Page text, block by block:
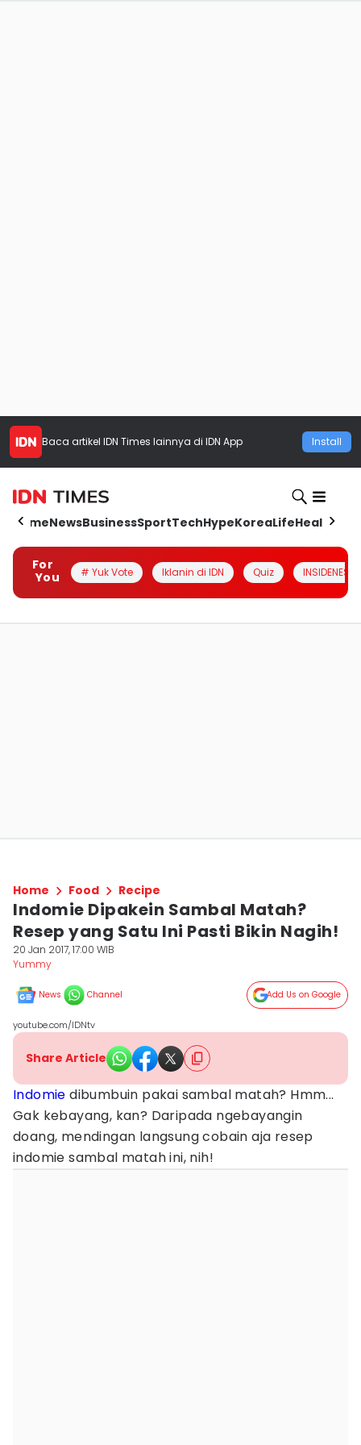
Baca artikel IDN Times lainnya di IDN App Install
HomeNewsBusinessSportTechHypeKoreaLifeHealth
For
You
# Yuk Vote Iklanin di IDN Quiz INSIDENESIA
Home Food Recipe
Indomie Dipakein Sambal Matah?
Resep yang Satu Ini Pasti Bikin Nagih!
20 Jan 2017, 17:00 WIB
Yummy
News Channel Add Us on Google
youtube.com/IDNtv
Share Article
Indomie dibumbuin pakai sambal matah? Hmm...
Gak kebayang, kan? Daripada ngebayangin
doang, mendingan langsung cobain aja resep
indomie sambal matah ini, nih!